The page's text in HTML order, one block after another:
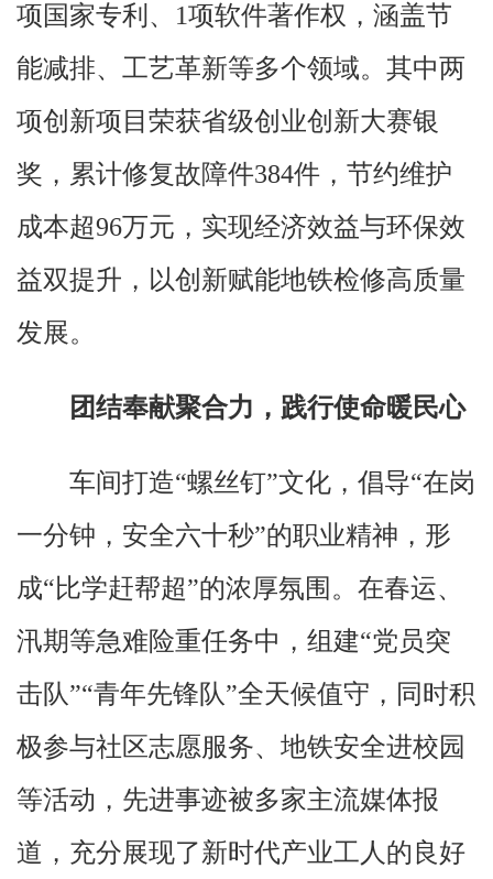
项国家专利、1项软件著作权，涵盖节
能减排、工艺革新等多个领域。其中两
项创新项目荣获省级创业创新大赛银
奖，累计修复故障件384件，节约维护
成本超96万元，实现经济效益与环保效
益双提升，以创新赋能地铁检修高质量
发展。
团结奉献聚合力，践行使命暖民心
车间打造“螺丝钉”文化，倡导“在岗
一分钟，安全六十秒”的职业精神，形
成“比学赶帮超”的浓厚氛围。在春运、
汛期等急难险重任务中，组建“党员突
击队”“青年先锋队”全天候值守，同时积
极参与社区志愿服务、地铁安全进校园
等活动，先进事迹被多家主流媒体报
道，充分展现了新时代产业工人的良好